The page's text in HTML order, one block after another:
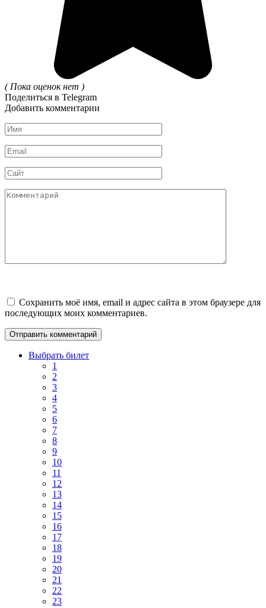
( Пока оценок нет )
Поделиться в Telegram
Добавить комментарии
Имя
*
Email
*
Сайт
Комментарий
Сохранить моё имя, email и адрес сайта в этом браузере для
последующих моих комментариев.
Выбрать билет
1
2
3
4
5
6
7
8
9
10
11
12
13
14
15
16
17
18
19
20
21
22
23